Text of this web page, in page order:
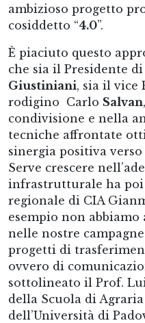
ambizioso progetto
cosiddetto “4.0”.
È piaciuto questo
che sia il Presidente
Giustiniani, sia il vice
rodigino Carlo Salvan
condivisione e nella
tecniche affrontate
sinergia positiva verso
Serve crescere
infrastrutturale ha
regionale di CIA
esempio non abbiamo
nelle nostre
progetti di
ovvero di
sottolineato il Prof.
della Scuola di
dell’Università di